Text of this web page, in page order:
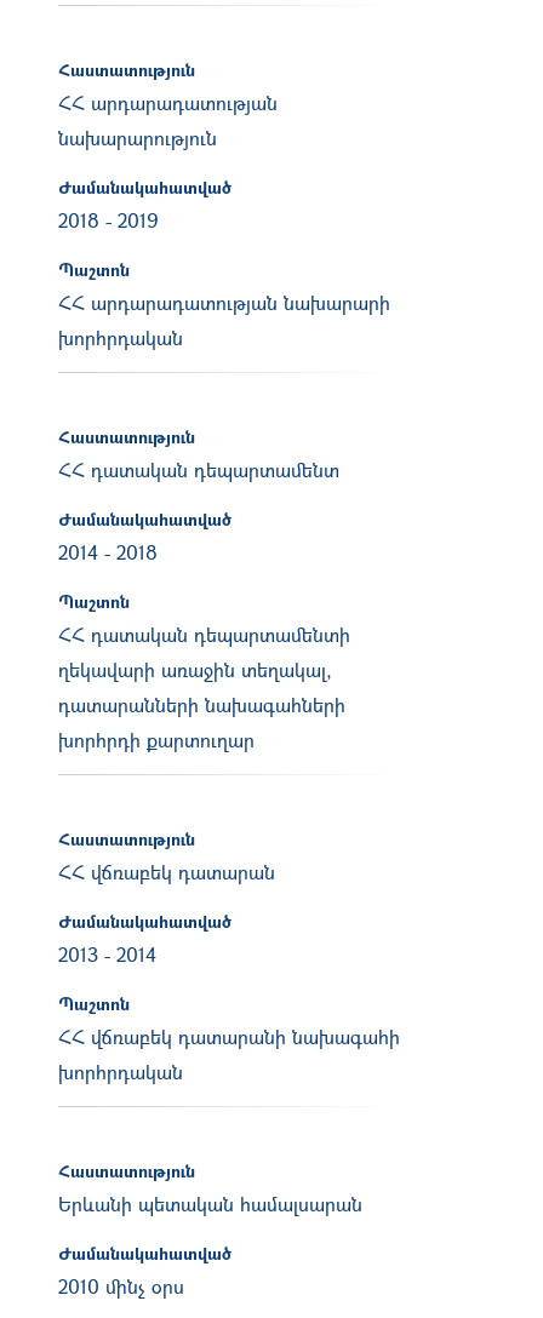
Հաստատություն
ՀՀ արդարադատության
նախարարություն
Ժամանակահատված
2018 - 2019
Պաշտոն
ՀՀ արդարադատության նախարարի
խորհրդական
Հաստատություն
ՀՀ դատական դեպարտամենտ
Ժամանակահատված
2014 - 2018
Պաշտոն
ՀՀ դատական դեպարտամենտի
ղեկավարի առաջին տեղակալ,
դատարանների նախագահների
խորհրդի քարտուղար
Հաստատություն
ՀՀ վճռաբեկ դատարան
Ժամանակահատված
2013 - 2014
Պաշտոն
ՀՀ վճռաբեկ դատարանի նախագահի
խորհրդական
Հաստատություն
Երևանի պետական համալսարան
Ժամանակահատված
2010 մինչ օրս